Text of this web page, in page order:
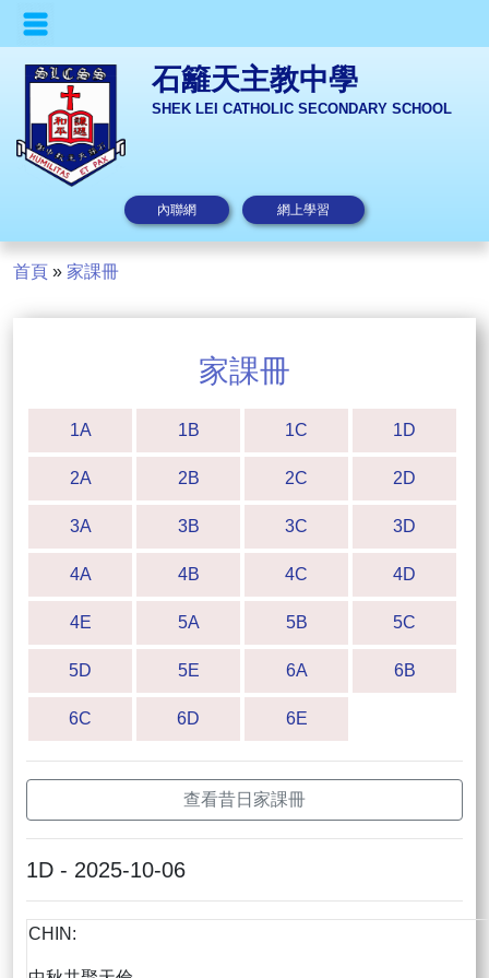
石籬天主教中學
SHEK LEI CATHOLIC SECONDARY SCHOOL
內聯網 網上學習
首頁 » 家課冊
家課冊
1A 1B 1C 1D
2A 2B 2C 2D
3A 3B 3C 3D
4A 4B 4C 4D
4E 5A 5B 5C
5D 5E 6A 6B
6C 6D 6E
查看昔日家課冊
1D - 2025-10-06
CHIN: